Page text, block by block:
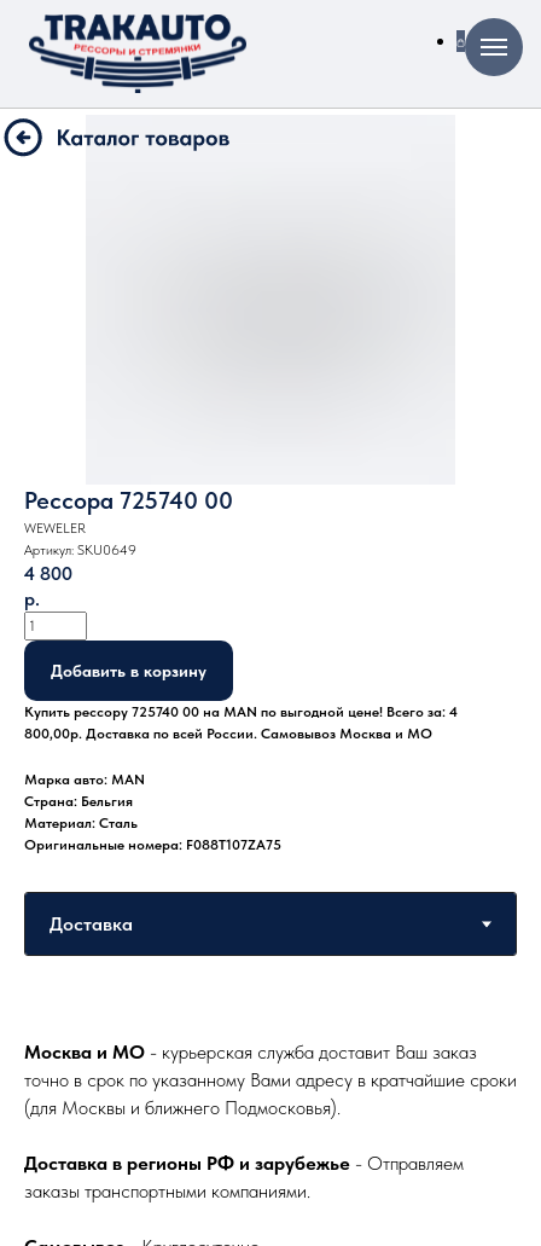
Рессора 725740 00
WEWELER
Артикул: SKU0649
4 800
р.
Добавить в корзину
Купить рессору 725740 00 на MAN по выгодной цене! Всего за: 4
800,00р. Доставка по всей России. Самовывоз Москва и МО
Марка авто: MAN
Страна: Бельгия
Материал: Сталь
Оригинальные номера: F088T107ZA75
Москва и МО - курьерская служба доставит Ваш заказ
точно в срок по указанному Вами адресу в кратчайшие сроки
(для Москвы и ближнего Подмосковья).
Доставка в регионы РФ и зарубежье - Отправляем
заказы транспортными компаниями.